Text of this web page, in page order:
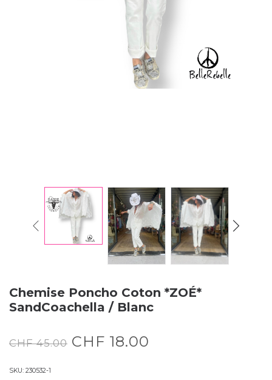
Chemise Poncho Coton *ZOÉ*
SandCoachella / Blanc
CHF45.00 CHF 18.00
SKU: 230532-1